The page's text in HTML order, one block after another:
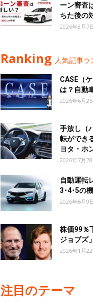
ーン審査
ちた後の
2026年8月7
Ranking 人気記事
CASE（
は？自動
2026年6月
手放し（
転ができ
ヨタ・ホ
2026年7月
自動運転
3･4･5の
2026年6月9
株価99％
ジョブズ
2026年1月
注目のテーマ